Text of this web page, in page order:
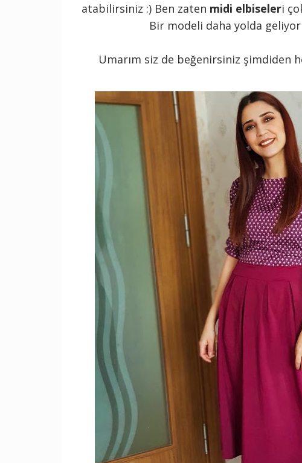
atabilirsiniz :) Ben zaten midi elbiseleri
Bir modeli daha yolda geliyor
Umarım siz de beğenirsiniz